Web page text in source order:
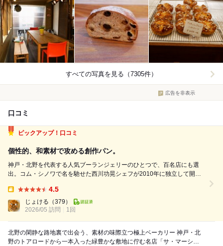
すべての写真を見る（7305件）
広告を非表示
口コミ
ピックアップ！口コミ
個性的、和素材で攻める創作パン。
神戸・北野を代表する人気ブーランジェリーのひとつで、百名店にも選
出。コム・シノワで名を馳せた西川功晃シェフが2010年に独立して開い
で知られている。ハード系から惣菜パン、和素材を取り入れた創作パンま
で幅広く、どこか肩の力が抜けた、日常...
4.5
じょける （379）
2026/05 訪問
1回
北野の閑静な路地裏で出会う、素材の味際立つ極上ベーカリー 神戸・北
野のトアロードから一本入った緑豊かな敷地に佇む名店「サ・マーシ